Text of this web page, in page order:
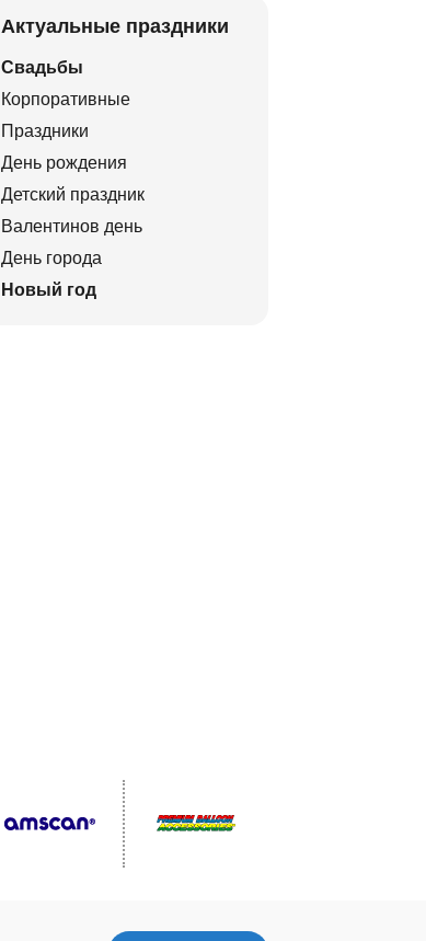
Актуальные праздники
Свадьбы
Корпоративные
Праздники
День рождения
Детский праздник
Валентинов день
День города
Новый год